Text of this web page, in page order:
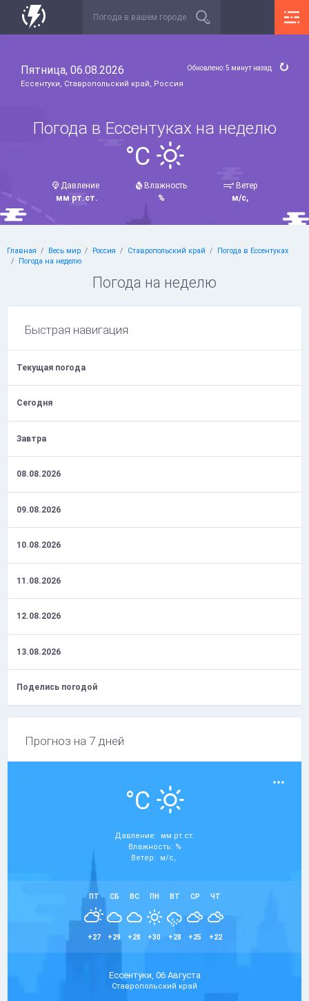
Пятница, 06.08.2026
Ессентуки, Ставропольский край, Россия
Обновлено: 5 минут назад
Погода в Ессентуках на неделю
°C
Давление
мм рт.ст.
Влажность
%
Ветер
м/с,
Главная Весь мир Россия Ставропольский край
Погода в Ессентуках
Погода на неделю
Погода на неделю
Быстрая навигация
Текущая погода
Сегодня
Завтра
08.08.2026
09.08.2026
10.08.2026
11.08.2026
12.08.2026
13.08.2026
Поделись погодой
Прогноз на 7 дней
°C
Давление: мм рт.ст.
Влажность: %
Ветер: м/с,
ПТ
+27
СБ
+29
ВС
+28
ПН
+30
ВТ
+28
СР
+25
ЧТ
+22
Ессентуки, 06 Августа
Ставропольский край